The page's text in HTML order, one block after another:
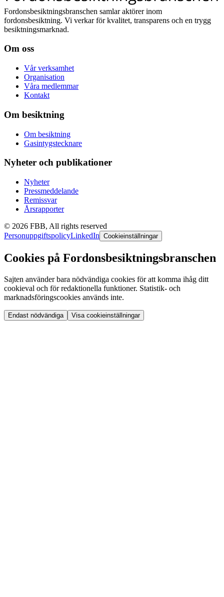
Fordonsbesiktningsbranschen samlar aktörer inom
fordonsbesiktning. Vi verkar för kvalitet, transparens och en trygg
besiktningsmarknad.
Om oss
Vår verksamhet
Organisation
Våra medlemmar
Kontakt
Om besiktning
Om besiktning
Gasintygstecknare
Nyheter och publikationer
Nyheter
Pressmeddelande
Remissvar
Årsrapporter
© 2026 FBB, All rights reserved
PersonuppgiftspolicyLinkedIn Cookieinställningar
Cookies på Fordonsbesiktningsbranschen
Sajten använder bara nödvändiga cookies för att komma ihåg ditt
cookieval och för redaktionella funktioner. Statistik- och
marknadsföringscookies används inte.
Endast nödvändiga Visa cookieinställningar